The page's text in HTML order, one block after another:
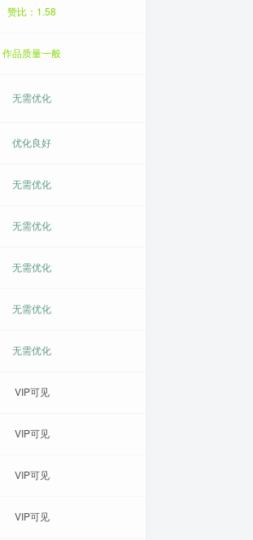
赞比：1.58
作品质量一般
无需优化
优化良好
无需优化
无需优化
无需优化
无需优化
无需优化
VIP可见
VIP可见
VIP可见
VIP可见